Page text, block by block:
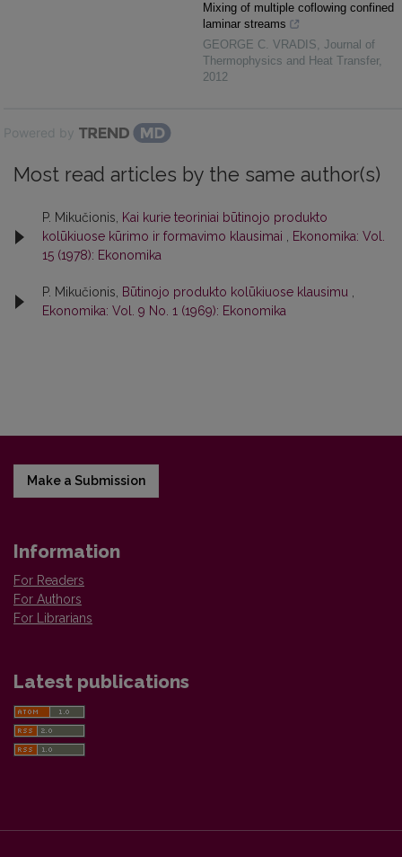
Mixing of multiple coflowing confined
laminar streams
GEORGE C. VRADIS, Journal of
Thermophysics and Heat Transfer,
2012
Powered by
Most read articles by the same author(s)
P. Mikučionis,
Kai kurie teoriniai būtinojo produkto
kolūkiuose kūrimo ir formavimo klausimai
Ekonomika: Vol.
15 (1978): Ekonomika
P. Mikučionis, Būtinojo produkto kolūkiuose klausimu
Ekonomika: Vol. 9 No. 1 (1969): Ekonomika
Make a Submission
Information
For Readers
For Authors
For Librarians
Latest publications